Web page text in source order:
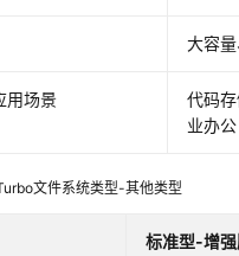
大容
用场景
代码
业办公
文件系统类型-其他类型
标准型-增强